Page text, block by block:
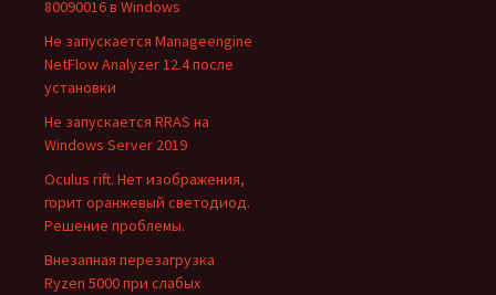
80090016 в Windows
Не запускается Manageengine
NetFlow Analyzer 12.4 после
установки
Не запускается RRAS на
Windows Server 2019
Oculus rift. Нет изображения,
горит оранжевый светодиод.
Решение проблемы.
Внезапная перезагрузка
Ryzen 5000 при слабых